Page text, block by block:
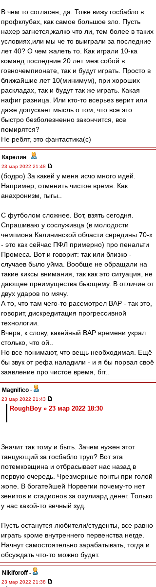
В чем то согласен, да. Тоже вижу госбабло в
профклубах, как самое большое зло. Пусть
нахер загнется,жалко что ли, тем более в таких
условиях,или мы че то выиграли за последние
лет 40? О чем жалеть то. Как играли 10-ка
команд последние 20 лет меж собой в
говночемпионате, так и будут играть. Просто в
ближайшие лет 10(минимум), при хороших
раскладах, так и будут так же играть. Какая
нафиг разница. Или кто-то всерьез верит или
даже допускает мысль о том, что все это
быстро безболезненно закончится, все
помирятся?
Не ребят, это фантастика(с)
Карелин -
23 мар 2022 21:48
(бодро) За какей у меня исчо много идей.
Например, отменить чистое время. Как
анахронизм, гыгы..
С футболом сложнее. Вот, взять сегодня.
Спрашиваю у сослуживца (в молодости
чемпиона Калининской области середины 70-х
- это как сейчас ПФЛ примерно) про пенальти
Промеса. Вот и говорит: так или близко -
случаев было уйма. Вообще не обращали на
такие киксы внимания, так как это ситуация, не
дающее преимущества бьющему. В отличие от
двух ударов по мячу.
А то, что там чего-то рассмотрел ВАР - так это,
говорит, дискредитация прогрессивной
технологии.
Вчера, к слову, какейный ВАР времени украл
столько, что ой..
Но все понимают, что вещь необходимая. Ещё
бы звук от рефа наладили - и я бы порвал своё
заявление про чистое время, бгг..
Magnifico -
23 мар 2022 21:43
RoughBoy » 23 мар 2022 18:30
Значит так тому и быть. Зачем нужен этот
танцующий за госбабло труп? Вот эта
потемковщина и отбрасывает нас назад в
первую очередь. Чрезмерные понты при голой
жопе. В богатейшей Норвегии почему-то нет
зенитов и стадионов за охулиард денег. Только
у нас какой-то вечный зуд.
Пусть останутся любители/студенты, все равно
играть кроме внутреннего первенства негде.
Начнут самостоятельно зарабатывать, тогда и
обсуждать что-то можно будет.
Nikiforoff -
23 мар 2022 21:38